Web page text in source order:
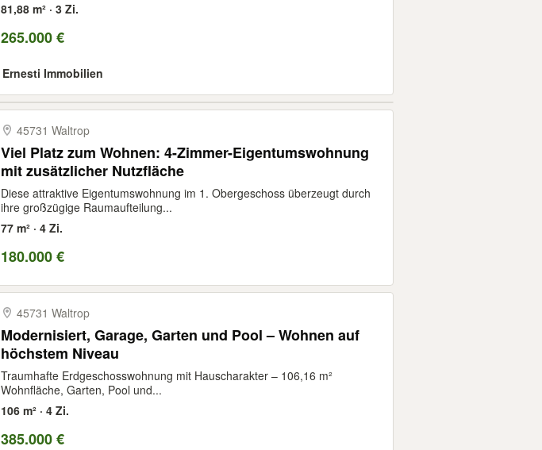
81,88 m² · 3 Zi.
265.000 €
Ernesti Immobilien
45731 Waltrop
Viel Platz zum Wohnen: 4-Zimmer-Eigentumswohnung
mit zusätzlicher Nutzfläche
Diese attraktive Eigentumswohnung im 1. Obergeschoss überzeugt durch
ihre großzügige Raumaufteilung...
77 m² · 4 Zi.
180.000 €
45731 Waltrop
Modernisiert, Garage, Garten und Pool – Wohnen auf
höchstem Niveau
Traumhafte Erdgeschosswohnung mit Hauscharakter – 106,16 m²
Wohnfläche, Garten, Pool und...
106 m² · 4 Zi.
385.000 €